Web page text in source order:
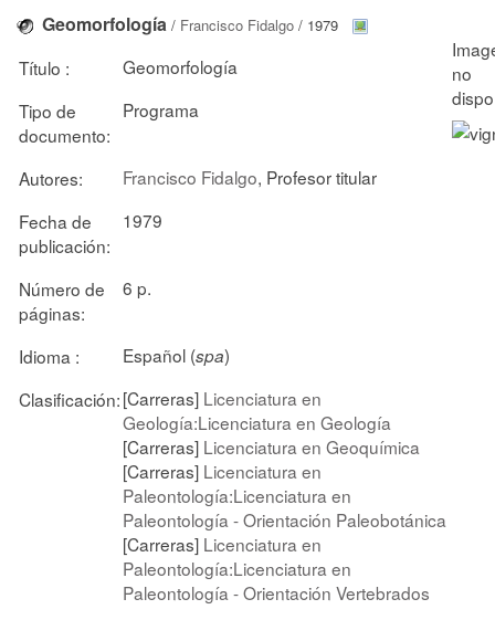
Geomorfología / Francisco Fidalgo / 1979
Título :
Geomorfología
Tipo de
documento:
Programa
Autores: Francisco Fidalgo, Profesor titular
Fecha de
publicación:
1979
Número de
páginas:
6 p.
Idioma : Español (spa)
Clasificación:[Carreras] Licenciatura en
Geología:Licenciatura en Geología
[Carreras] Licenciatura en Geoquímica
[Carreras] Licenciatura en
Paleontología:Licenciatura en
Paleontología - Orientación Paleobotánica
[Carreras] Licenciatura en
Paleontología:Licenciatura en
Paleontología - Orientación Vertebrados